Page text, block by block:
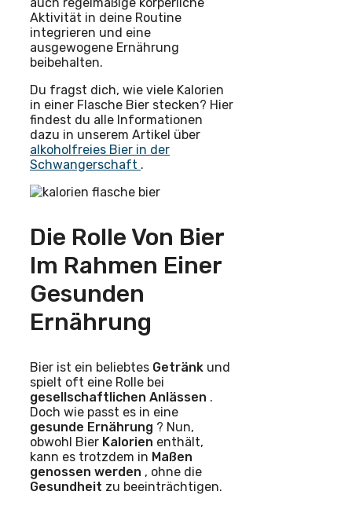
Aktivität in deine Routine
integrieren und eine
ausgewogene Ernährung
beibehalten.
Du fragst dich, wie viele Kalorien
in einer Flasche Bier stecken? Hier
findest du alle Informationen
dazu in unserem Artikel über
alkoholfreies Bier in der
Schwangerschaft .
Die Rolle Von Bier
Im Rahmen Einer
Gesunden
Ernährung
Bier ist ein beliebtes Getränk und
spielt oft eine Rolle bei
gesellschaftlichen Anlässen .
Doch wie passt es in eine
gesunde Ernährung ? Nun,
obwohl Bier Kalorien enthält,
kann es trotzdem in Maßen
genossen werden , ohne die
Gesundheit zu beeinträchtigen.